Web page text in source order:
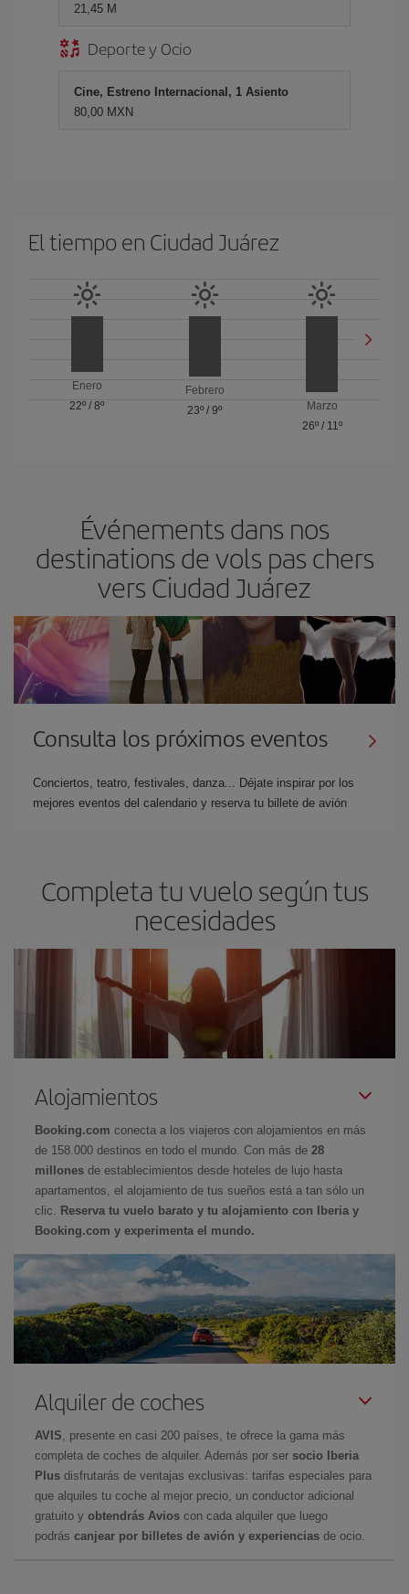
21,45 M
Deporte y Ocio
Cine, Estreno Internacional, 1 Asiento
80,00 MXN
El tiempo en Ciudad Juárez
Enero
22º /8º
Febrero
23º / 9º
Marzo
26º/ 11º
Événements dans nos
destinations de vols pas chers
vers Ciudad Juárez
Consulta los próximos eventos
Conciertos, teatro, festivales, danza... Déjate inspirar por los
mejores eventos del calendario y reserva tu billete de avión
Completa tu vuelo según tus
necesidades
Alojamientos
Booking.com conecta a los viajeros con alojamientos en más
de 158.000 destinos en todo el mundo. Con más de 28
millones de establecimientos desde hoteles de lujo hasta
apartamentos, el alojamiento de tus sueños está a tan sólo un
clic.
Reserva tu vuelo barato y tu alojamiento con Iberia y
Booking.com y experimenta el mundo.
Alquiler de coches
AVIS , presente en casi 200 países, te ofrece la gama más
completa de coches de alquiler. Además por ser socio Iberia
Plus disfrutarás de ventajas exclusivas: tarifas especiales para
que alquiles tu coche al mejor precio, un conductor adicional
gratuito y obtendrás Avios con cada alquiler que luego
podrás canjear por billetes de avión y experiencias de ocio.